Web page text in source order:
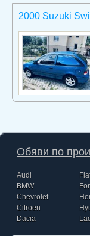
2000 Suzuki
Обяви по
Audi
BMW
Chevrolet
Citroen
Dacia